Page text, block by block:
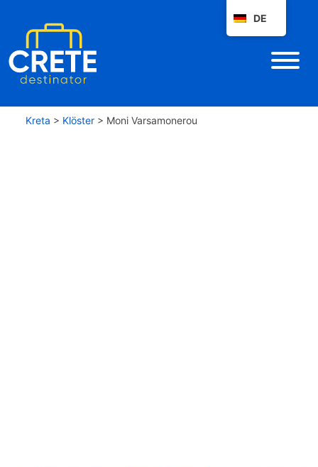
Kreta > Klöster > Moni Varsamonerou
DE